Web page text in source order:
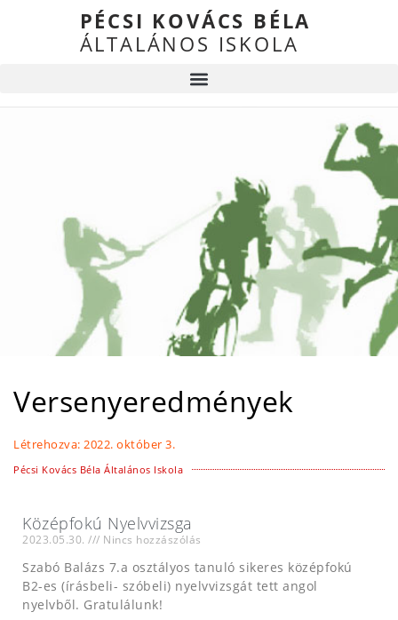
PÉCSI KOVÁCS BÉLA
ÁLTALÁNOS ISKOLA
Versenyeredmények
Létrehozva: 2022. október 3.
Pécsi Kovács Béla Általános Iskola
Középfokú Nyelvvizsga
2023.05.30. Nincs hozzászólás
Szabó Balázs 7.a osztályos tanuló sikeres középfokú
B2-es (írásbeli- szóbeli) nyelvvizsgát tett angol
nyelvből. Gratulálunk!